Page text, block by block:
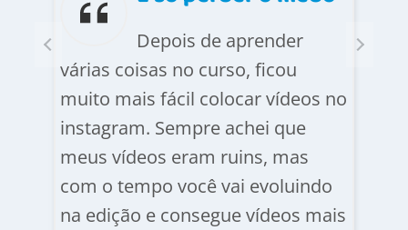
Depois de aprender
várias coisas no curso, ficou
muito mais fácil colocar vídeos no
instagram. Sempre achei que
meus vídeos eram ruins, mas
com o tempo você vai evoluindo
na edição e consegue vídeos mais